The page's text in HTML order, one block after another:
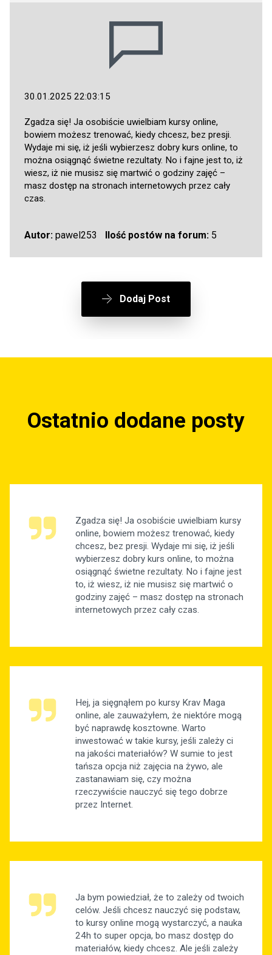
30.01.2025 22:03:15
Zgadza się! Ja osobiście uwielbiam kursy online,
bowiem możesz trenować, kiedy chcesz, bez presji.
Wydaje mi się, iż jeśli wybierzesz dobry kurs online, to
można osiągnąć świetne rezultaty. No i fajne jest to, iż
wiesz, iż nie musisz się martwić o godziny zajęć –
masz dostęp na stronach internetowych przez cały
czas.
Autor: pawel253 Ilość postów na forum:5
Dodaj Post
Ostatnio dodane posty
Zgadza się! Ja osobiście uwielbiam kursy
online, bowiem możesz trenować, kiedy
chcesz, bez presji. Wydaje mi się, iż jeśli
wybierzesz dobry kurs online, to można
osiągnąć świetne rezultaty. No i fajne jest
to, iż wiesz, iż nie musisz się martwić o
godziny zajęć – masz dostęp na stronach
internetowych przez cały czas.
Hej, ja sięgnąłem po kursy Krav Maga
online, ale zauważyłem, że niektóre mogą
być naprawdę kosztowne. Warto
inwestować w takie kursy, jeśli zależy ci
na jakości materiałów? W sumie to jest
tańsza opcja niż zajęcia na żywo, ale
zastanawiam się, czy można
rzeczywiście nauczyć się tego dobrze
przez Internet.
Ja bym powiedział, że to zależy od twoich
celów. Jeśli chcesz nauczyć się podstaw,
to kursy online mogą wystarczyć, a nauka
24h to super opcja, bo masz dostęp do
materiałów, kiedy chcesz. Ale jeśli zależy